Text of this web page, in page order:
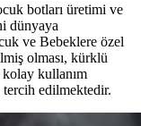
botları üretimi ve
dünyaya
ve Bebeklere özel
olması, kürklü
kolay kullanım
tercih edilmektedir.